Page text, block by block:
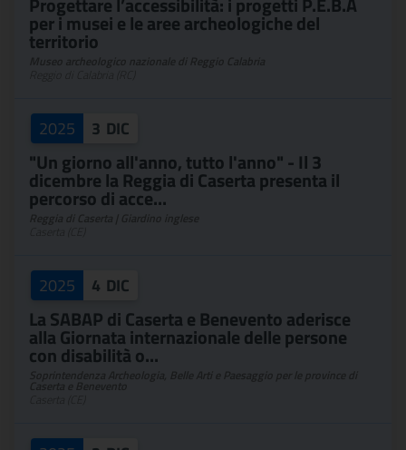
per i musei e le aree archeologiche del
territorio
2025 3 DIC
"Un giorno all'anno, tutto l'anno" - Il 3
dicembre la Reggia di Caserta presenta il
percorso di acce...
2025 4 DIC
La SABAP di Caserta e Benevento aderisce
alla Giornata internazionale delle persone
con disabilità o...